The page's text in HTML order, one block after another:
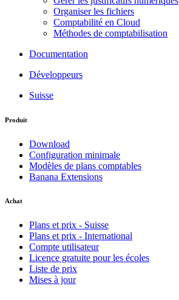
Organiser les fichiers
Comptabilité en Cloud
Méthodes de comptabilisation
Documentation
Développeurs
Suisse
Produit
Download
Configuration minimale
Modèles de plans comptables
Banana Extensions
Achat
Plans et prix - Suisse
Plans et prix - International
Compte utilisateur
Licence gratuite pour les écoles
Liste de prix
Mises à jour